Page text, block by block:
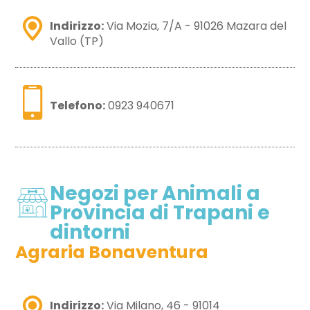
Indirizzo: Via Mozia, 7/A - 91026 Mazara del
Vallo (TP)
Telefono: 0923 940671
Negozi per Animali a
Provincia di Trapani e
dintorni
Agraria Bonaventura
Indirizzo: Via Milano, 46 - 91014